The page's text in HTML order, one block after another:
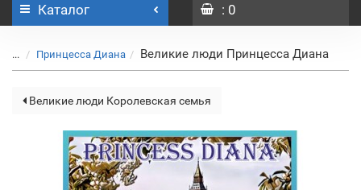
Каталог : 0
... Принцесса Диана Великие люди Принцесса Диана
Великие люди Королевская семья